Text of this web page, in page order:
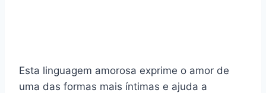
Esta linguagem amorosa exprime o amor de
uma das formas mais íntimas e ajuda a